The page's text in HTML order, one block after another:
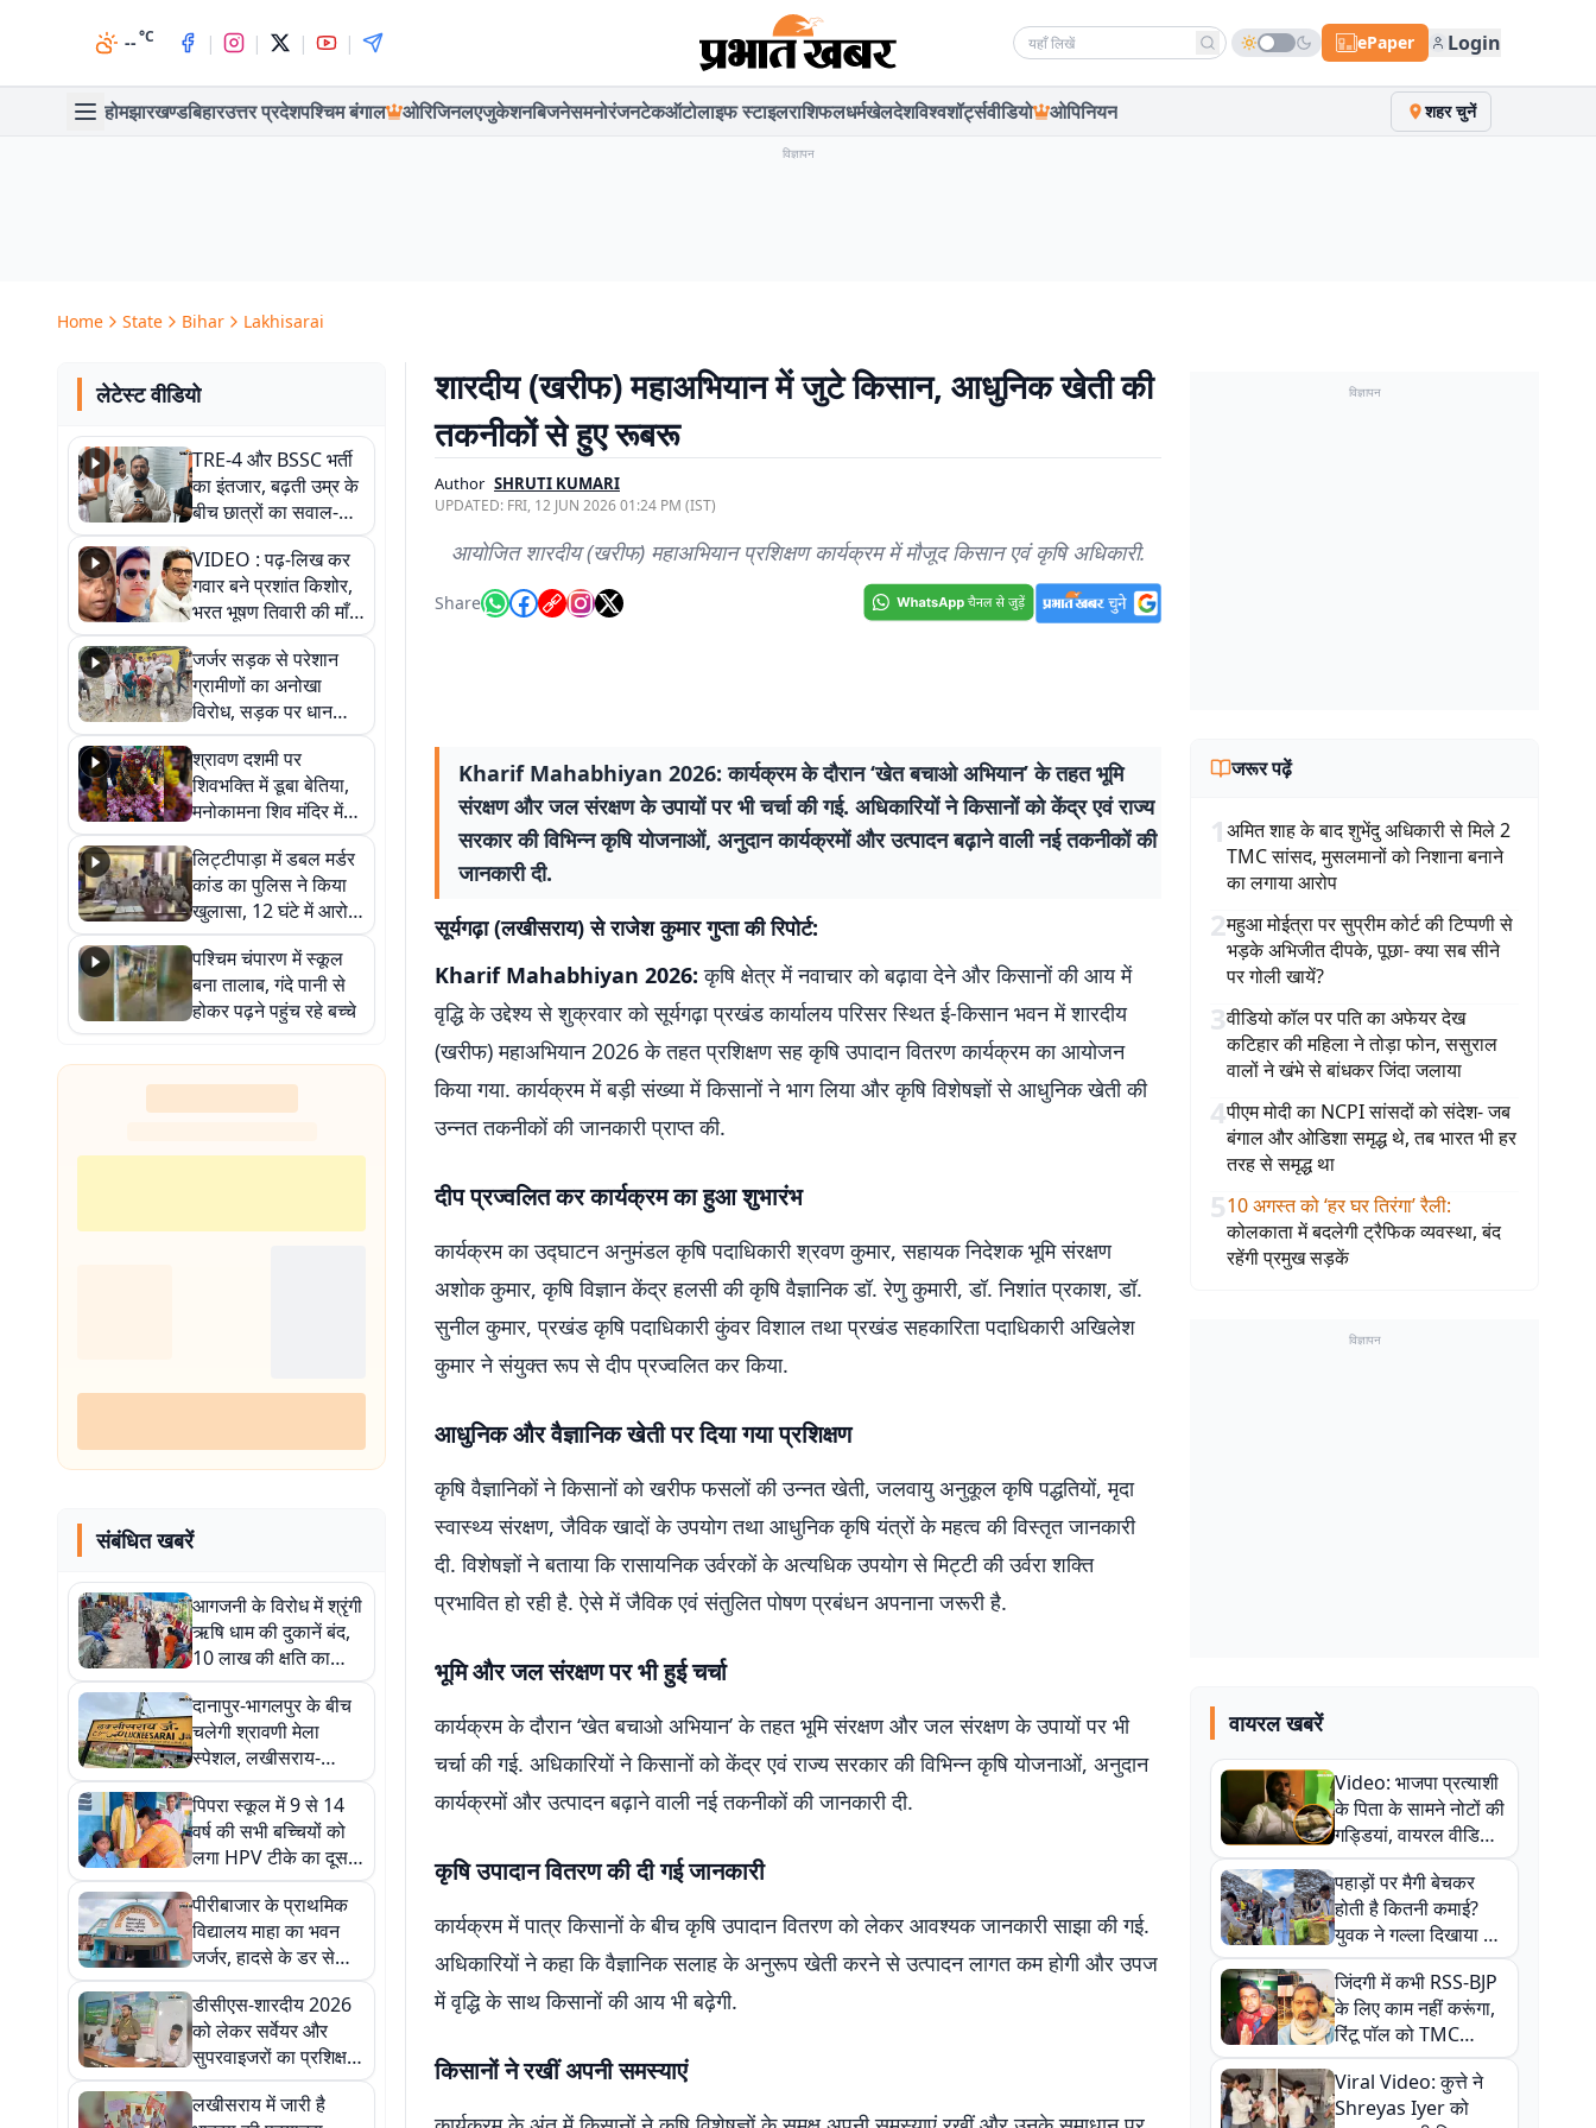
--°C | | | | Search news ePaper Login
होमझारखण्डबिहारउत्तर प्रदेशपश्चिम बंगाल ओरिजिनलएजुकेशनबिजनेसमनोरंजनटेकऑटोलाइफ स्टाइलराशिफलधर्मखेलदेशविश्वशॉर्ट्सवीडियो ओपिनियन शहर चुनें
विज्ञापन
Home State Bihar Lakhisarai
लेटेस्ट वीडियो
TRE-4 और BSSC भर्ती
का इंतजार, बढ़ती उम्र के
बीच छात्रों का सवाल-
आखिर कब आएगी बहाली?
देखें वीडियो
VIDEO : पढ़-लिख कर
गवार बने प्रशांत किशोर,
भरत भूषण तिवारी की माँ ने
कहा नहीं थी उम्मीद, बेटा
था तो किसी को बोलने की
नहीं थी हिम्मत
जर्जर सड़क से परेशान
ग्रामीणों का अनोखा
विरोध, सड़क पर धान
रोपकर और खाद डालकर
जताया आक्रोश
श्रावण दशमी पर
शिवभक्ति में डूबा बेतिया,
मनोकामना शिव मंदिर में
हुआ भव्य श्रृंगार
लिट्टीपाड़ा में डबल मर्डर
कांड का पुलिस ने किया
खुलासा, 12 घंटे में आरोपी
गिरफ्तार
पश्चिम चंपारण में स्कूल
बना तालाब, गंदे पानी से
होकर पढ़ने पहुंच रहे बच्चे
संबंधित खबरें
आगजनी के विरोध में श्रृंगी
ऋषि धाम की दुकानें बंद,
10 लाख की क्षति का
अनुमान
दानापुर-भागलपुर के बीच
चलेगी श्रावणी मेला
स्पेशल, लखीसराय-
किऊल के यात्रियों को
मिलेगी राहत
पिपरा स्कूल में 9 से 14
वर्ष की सभी बच्चियों को
लगा HPV टीके का दूसरा
डोज, शत-प्रतिशत
टीकाकरण
पीरीबाजार के प्राथमिक
विद्यालय माहा का भवन
जर्जर, हादसे के डर से
बच्चों को स्कूल भेजने में
कतरा रहे अभिभावक
डीसीएस-शारदीय 2026
को लेकर सर्वेयर और
सुपरवाइजरों का प्रशिक्षण,
समय पर सर्वे पूरा करने का
निर्देश
लखीसराय में जारी है
शारदीय (खरीफ) महाअभियान में जुटे किसान, आधुनिक खेती की
तकनीकों से हुए रूबरू
Author SHRUTI KUMARI
UPDATED: FRI, 12 JUN 2026 01:24 PM (IST)
आयोजित शारदीय (खरीफ) महाअभियान प्रशिक्षण कार्यक्रम में मौजूद किसान एवं कृषि अधिकारी.
Share
Kharif Mahabhiyan 2026: कार्यक्रम के दौरान ‘खेत बचाओ अभियान’ के तहत भूमि
संरक्षण और जल संरक्षण के उपायों पर भी चर्चा की गई. अधिकारियों ने किसानों को केंद्र एवं राज्य
सरकार की विभिन्न कृषि योजनाओं, अनुदान कार्यक्रमों और उत्पादन बढ़ाने वाली नई तकनीकों की
जानकारी दी.
सूर्यगढ़ा (लखीसराय) से राजेश कुमार गुप्ता की रिपोर्ट:
Kharif Mahabhiyan 2026:कृषि क्षेत्र में नवाचार को बढ़ावा देने और किसानों की आय में
वृद्धि के उद्देश्य से शुक्रवार को सूर्यगढ़ा प्रखंड कार्यालय परिसर स्थित ई-किसान भवन में शारदीय
(खरीफ) महाअभियान 2026 के तहत प्रशिक्षण सह कृषि उपादान वितरण कार्यक्रम का आयोजन
किया गया. कार्यक्रम में बड़ी संख्या में किसानों ने भाग लिया और कृषि विशेषज्ञों से आधुनिक खेती की
उन्नत तकनीकों की जानकारी प्राप्त की.
दीप प्रज्वलित कर कार्यक्रम का हुआ शुभारंभ
कार्यक्रम का उद्घाटन अनुमंडल कृषि पदाधिकारी श्रवण कुमार, सहायक निदेशक भूमि संरक्षण
अशोक कुमार, कृषि विज्ञान केंद्र हलसी की कृषि वैज्ञानिक डॉ. रेणु कुमारी, डॉ. निशांत प्रकाश, डॉ.
सुनील कुमार, प्रखंड कृषि पदाधिकारी कुंवर विशाल तथा प्रखंड सहकारिता पदाधिकारी अखिलेश
कुमार ने संयुक्त रूप से दीप प्रज्वलित कर किया.
आधुनिक और वैज्ञानिक खेती पर दिया गया प्रशिक्षण
कृषि वैज्ञानिकों ने किसानों को खरीफ फसलों की उन्नत खेती, जलवायु अनुकूल कृषि पद्धतियों, मृदा
स्वास्थ्य संरक्षण, जैविक खादों के उपयोग तथा आधुनिक कृषि यंत्रों के महत्व की विस्तृत जानकारी
दी. विशेषज्ञों ने बताया कि रासायनिक उर्वरकों के अत्यधिक उपयोग से मिट्टी की उर्वरा शक्ति
प्रभावित हो रही है. ऐसे में जैविक एवं संतुलित पोषण प्रबंधन अपनाना जरूरी है.
भूमि और जल संरक्षण पर भी हुई चर्चा
कार्यक्रम के दौरान ‘खेत बचाओ अभियान’ के तहत भूमि संरक्षण और जल संरक्षण के उपायों पर भी
चर्चा की गई. अधिकारियों ने किसानों को केंद्र एवं राज्य सरकार की विभिन्न कृषि योजनाओं, अनुदान
कार्यक्रमों और उत्पादन बढ़ाने वाली नई तकनीकों की जानकारी दी.
कृषि उपादान वितरण की दी गई जानकारी
कार्यक्रम में पात्र किसानों के बीच कृषि उपादान वितरण को लेकर आवश्यक जानकारी साझा की गई.
अधिकारियों ने कहा कि वैज्ञानिक सलाह के अनुरूप खेती करने से उत्पादन लागत कम होगी और उपज
में वृद्धि के साथ किसानों की आय भी बढ़ेगी.
किसानों ने रखीं अपनी समस्याएं
विज्ञापन
जरूर पढ़ें
1अमित शाह के बाद शुभेंदु अधिकारी से मिले 2
TMC सांसद, मुसलमानों को निशाना बनाने
का लगाया आरोप
2महुआ मोईत्रा पर सुप्रीम कोर्ट की टिप्पणी से
भड़के अभिजीत दीपके, पूछा- क्या सब सीने
पर गोली खायें?
3वीडियो कॉल पर पति का अफेयर देख
कटिहार की महिला ने तोड़ा फोन, ससुराल
वालों ने खंभे से बांधकर जिंदा जलाया
4पीएम मोदी का NCPI सांसदों को संदेश- जब
बंगाल और ओडिशा समृद्ध थे, तब भारत भी हर
तरह से समृद्ध था
510 अगस्त को ‘हर घर तिरंगा’ रैली:
कोलकाता में बदलेगी ट्रैफिक व्यवस्था, बंद
रहेंगी प्रमुख सड़कें
विज्ञापन
वायरल खबरें
Video: भाजपा प्रत्याशी
के पिता के सामने नोटों की
गड्डियां, वायरल वीडियो
से राजनीति में उबाल,
अजित महतो बोले- TMC
की गंदी चाल
पहाड़ों पर मैगी बेचकर
होती है कितनी कमाई?
युवक ने गल्ला दिखाया तो
नौकरी वालों के खड़े हो गए
कान
जिंदगी में कभी RSS-BJP
के लिए काम नहीं करूंगा,
रिंटू पॉल को TMC
ऑफिस में ले जाकर पीटा,
Video वायरल
Viral Video: कुत्ते ने
Shreyas Iyer को